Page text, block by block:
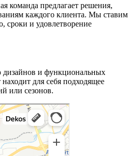
команда предлагает решения,
каждого клиента. Мы ставим
сроки и удовлетворение
дизайнов и функциональных
для себя подходящее
или сезонов.